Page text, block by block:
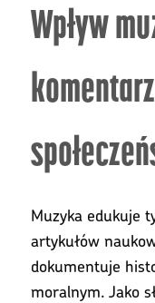
Wpływ
Muzyka edukuje
artykułów
dokumentuje
moralnym. Jako